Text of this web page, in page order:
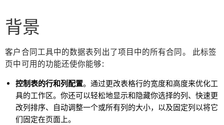
背景
客户合同工具中的数据表列出了项目中的所有合同。 此标签
页中可用的功能还使你能够:
控制表的行和列配置。通过更改表格行的宽度和高度来优化工
具的工作区。你还可以轻松地显示和隐藏你选择的列、快速更
改列排序、自动调整一个或所有列的大小，以及固定列以将它
们固定在页面上。